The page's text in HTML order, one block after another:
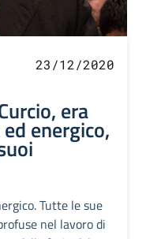
23/12/2020
era
energico,
Tutte le sue
nel lavoro di